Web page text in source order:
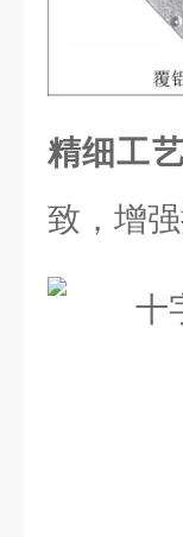
精细工
致，增